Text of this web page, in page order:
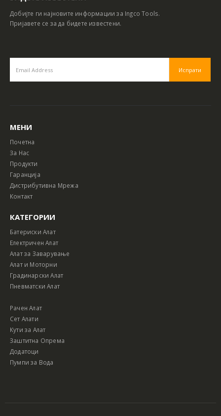
Добијте ги најновите информации за Ingco Tools.
Пријавете се за да бидете известени.
МЕНИ
Почетна
За Нас
Продукти
Гаранција
Дистрибутивна Мрежа
Контакт
КАТЕГОРИИ
Батериски Алат
Електричен Алат
Алат за Заварување
Алат и Моторни
Градинарски Алат
Пневматски Алат
Рачен Алат
Сет Алати
Кути за Алат
Заштитна Опрема
Додатоци
Пумпи за Вода